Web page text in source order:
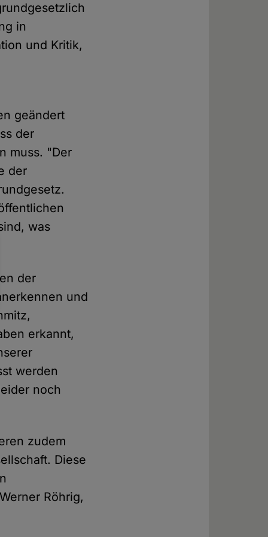
in
und Kritik,
geändert
der
muss. "Der
der
was
der
und
erkannt,
werden
noch
zudem
Diese
Röhrig,